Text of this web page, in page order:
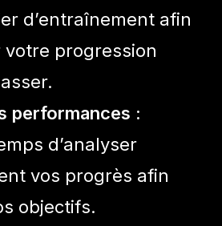
d’entraînement afin
progression
performances :
d’analyser
vos progrès afin
objectifs.